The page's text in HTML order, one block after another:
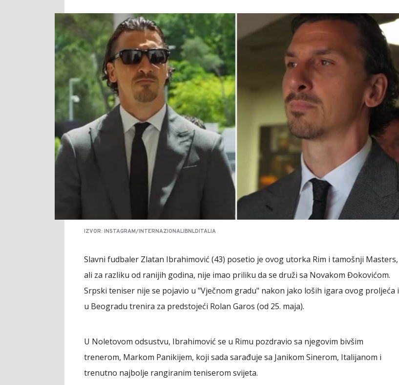
IZVOR: INSTAGRAM/INTERNAZIONALIBNLDITALIA
Slavni fudbaler Zlatan Ibrahimović (43) posetio je ovog utorka Rim i tamošnji Masters,
ali za razliku od ranijih godina, nije imao priliku da se druži sa Novakom Đokovićom.
Srpski teniser nije se pojavio u "Vječnom gradu" nakon jako loših igara ovog proljeća i
u Beogradu trenira za predstojeći Rolan Garos (od 25. maja).
U Noletovom odsustvu, Ibrahimović se u Rimu pozdravio sa njegovim bivšim
trenerom, Markom Panikijem, koji sada sarađuje sa Janikom Sinerom, Italijanom i
trenutno najbolje rangiranim teniserom svijeta.